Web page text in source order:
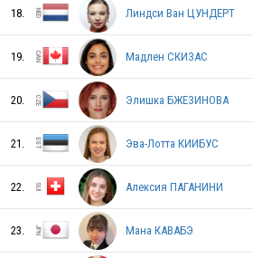
KOR
USA
BEL
18. Линдси Ван ЦУНДЕРТ
19. Мадлен СКИЗАС
20. Элишка БЖЕЗИНОВА
21. Эва-Лотта КИИБУС
22. Алексия ПАГАНИНИ
23. Мана КАВАБЭ